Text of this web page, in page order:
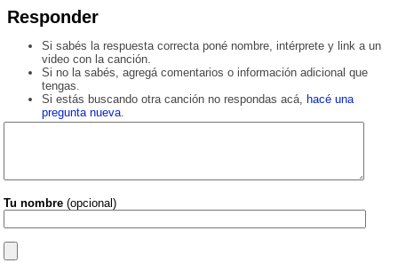
Responder
Si sabés la respuesta correcta poné nombre, intérprete y link a un
video con la canción.
Si no la sabés, agregá comentarios o información adicional que
tengas.
Si estás buscando otra canción no respondas acá, hacé una
pregunta nueva.
Tu nombre (opcional)